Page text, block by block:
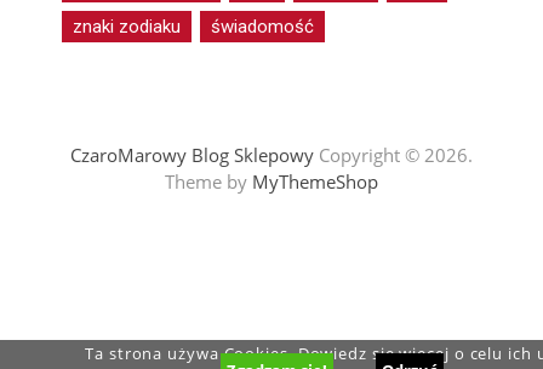
znaki zodiaku
świadomość
CzaroMarowy Blog SklepowyCopyright © 2026.
Theme by MyThemeShop
Ta strona używa Cookies. Dowiedz się więcej o celu